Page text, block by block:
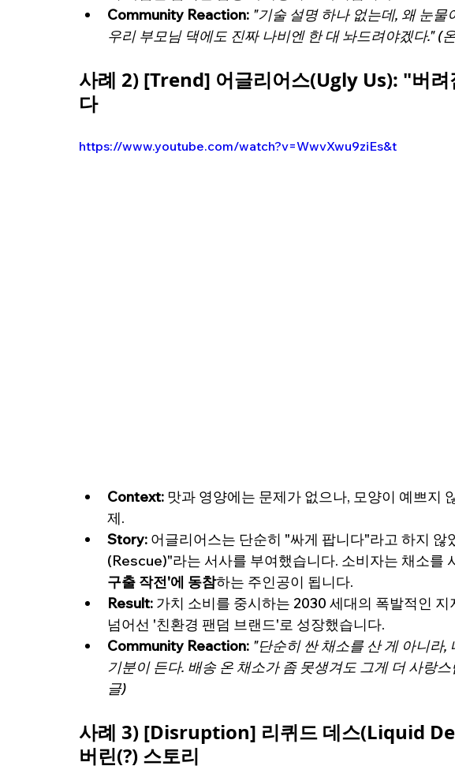
Community Reaction: "기술 설명 하나 없는데, 왜 눈
우리 부모님 댁에도 진짜 나비엔 한 대 놔드려야겠다." (
사례 2) [Trend] 어글리어스(Ugly Us): "버
다
https://www.youtube.com/watch?v=WwvXwu9ziEs&t
Context: 맛과 영양에는 문제가 없으나, 모양이 예쁘지
제.
Story: 어글리어스는 단순히 "싸게 팝니다"라고 하지 않
(Rescue)"라는 서사를 부여했습니다. 소비자는 채소를
구출 작전'에 동참하는 주인공이 됩니다.
Result: 가치 소비를 중시하는 2030 세대의 폭발적인
넘어선 '친환경 팬덤 브랜드'로 성장했습니다.
Community Reaction: "단순히 싼 채소를 산 게 아니라
기분이 든다. 배송 온 채소가 좀 못생겨도 그게 더 사랑
글)
사례 3) [Disruption] 리퀴드 데스(Liquid
버린(?) 스토리